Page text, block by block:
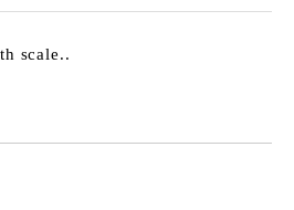
scale..